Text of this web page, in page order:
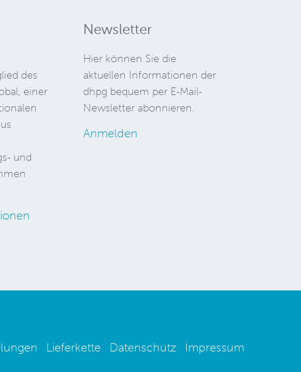
des
einer
und
Newsletter
Hier können Sie die
aktuellen Informationen der
dhpg bequem per E-Mail-
Newsletter abonnieren.
Anmelden
Lieferkette Datenschutz Impressum